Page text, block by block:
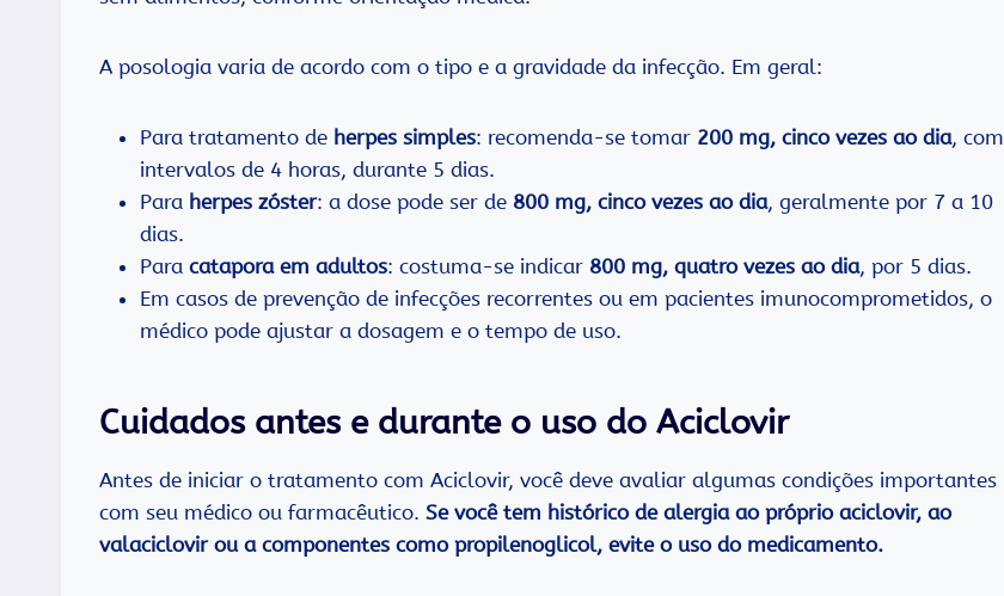
A posologia varia de acordo com o tipo e a gravidade da infecção. Em geral:
Para tratamento de herpes simples: recomenda-se tomar 200 mg, cinco vezes ao dia, com
intervalos de 4 horas, durante 5 dias.
Para herpes zóster: a dose pode ser de 800 mg, cinco vezes ao dia, geralmente por 7 a 10
dias.
Para catapora em adultos: costuma-se indicar 800 mg, quatro vezes ao dia, por 5 dias.
Em casos de prevenção de infecções recorrentes ou em pacientes imunocomprometidos, o
médico pode ajustar a dosagem e o tempo de uso.
Cuidados antes e durante o uso do Aciclovir
Antes de iniciar o tratamento com Aciclovir, você deve avaliar algumas condições importantes
com seu médico ou farmacêutico. Se você tem histórico de alergia ao próprio aciclovir, ao
valaciclovir ou a componentes como propilenoglicol, evite o uso do medicamento.